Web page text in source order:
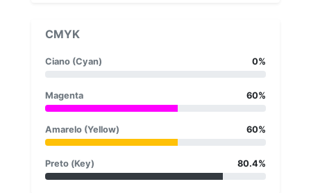
CMYK
Ciano (Cyan) 0%
Magenta 60%
Amarelo (Yellow) 60%
Preto (Key) 80.4%